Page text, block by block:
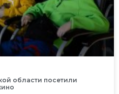
области посетили